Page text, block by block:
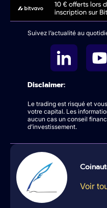
Suivez l’actualité au
Disclaimer:
Le trading est risqué et
votre capital. Les
aucun cas un conseil
d’investissement.
Voir